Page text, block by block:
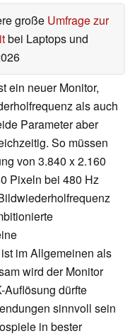
große Umfrage zur
bei Laptops und
ein neuer Monitor,
als auch
Parameter aber
So müssen
von 3.840 x 2.160
Pixeln bei 480 Hz
im Allgemeinen als
wird der Monitor
Auflösung dürfte
sinnvoll sein
in bester